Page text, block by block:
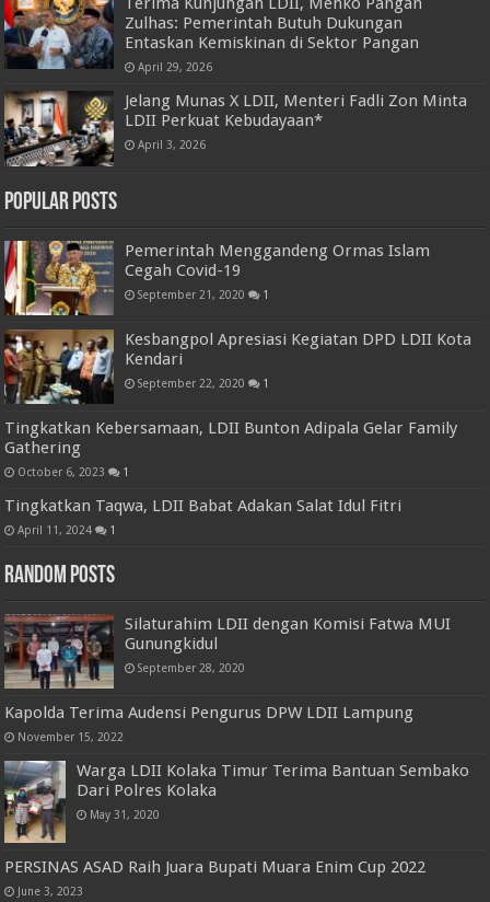
Zulhas: Pemerintah Butuh Dukungan
Entaskan Kemiskinan di Sektor Pangan
April 29, 2026
Jelang Munas X LDII, Menteri Fadli Zon Minta
LDII Perkuat Kebudayaan*
April 3, 2026
Popular Posts
Pemerintah Menggandeng Ormas Islam
Cegah Covid-19
September 21, 2020 1
Kesbangpol Apresiasi Kegiatan DPD LDII Kota
Kendari
September 22, 2020 1
Tingkatkan Kebersamaan, LDII Bunton Adipala Gelar Family
Gathering
October 6, 2023 1
Tingkatkan Taqwa, LDII Babat Adakan Salat Idul Fitri
April 11, 2024 1
Random Posts
Silaturahim LDII dengan Komisi Fatwa MUI
Gunungkidul
September 28, 2020
Kapolda Terima Audensi Pengurus DPW LDII Lampung
November 15, 2022
Warga LDII Kolaka Timur Terima Bantuan Sembako
Dari Polres Kolaka
May 31, 2020
PERSINAS ASAD Raih Juara Bupati Muara Enim Cup 2022
June 3, 2023